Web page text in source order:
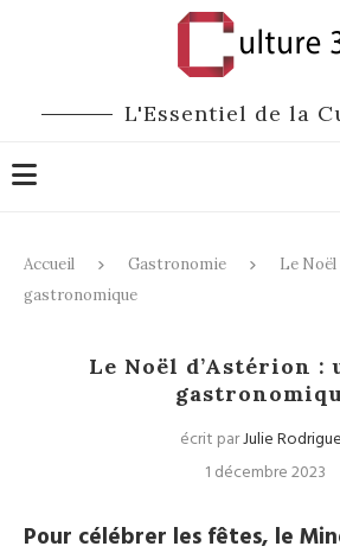
L'Essentiel de la
Accueil Gastronomie
Le Noël
gastronomique
Gastronomie
Le Noël d’Astérion :
écrit parJulie
1 décembre 2023
Pour célébrer les fêtes, le